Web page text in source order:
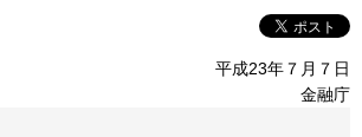
平成23年７月７日
金融庁